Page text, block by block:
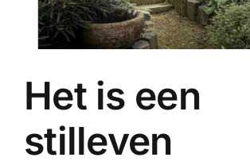
Het is een
stilleven